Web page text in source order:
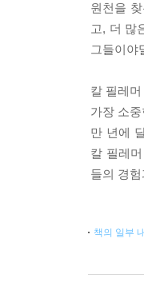
원천을
고, 더 많
그들이야
칼 필레
가장 소
만 년에
칼 필레
들의 경
책의 일부